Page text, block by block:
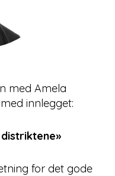
med Amela
innlegget:
for det gode